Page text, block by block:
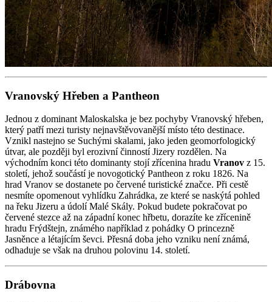
Vranovský Hřeben a Pantheon
Jednou z dominant Maloskalska je bez pochyby Vranovský hřeben,
který patří mezi turisty nejnavštěvovanější místo této destinace.
Vznikl nastejno se Suchými skalami, jako jeden geomorfologický
útvar, ale později byl erozivní činností Jizery rozdělen. Na
východním konci této dominanty stojí zřícenina hradu Vranov z 15.
století, jehož součástí je novogotický Pantheon z roku 1826. Na
hrad Vranov se dostanete po červené turistické značce. Při cestě
nesmíte opomenout vyhlídku Zahrádka, ze které se naskýtá pohled
na řeku Jizeru a údolí Malé Skály. Pokud budete pokračovat po
červené stezce až na západní konec hřbetu, dorazíte ke zřícenině
hradu Frýdštejn, známého například z pohádky O princezně
Jasněnce a létajícím ševci. Přesná doba jeho vzniku není známá,
odhaduje se však na druhou polovinu 14. století.
Drábovna